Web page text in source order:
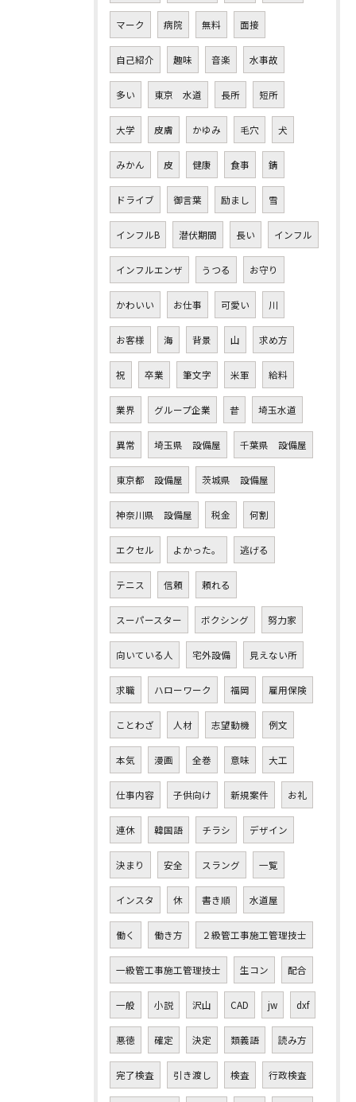
マーク 病院 無料 面接
自己紹介 趣味 音楽 水事故
多い 東京 水道 長所 短所
大学 皮膚 かゆみ 毛穴 犬
みかん 皮 健康 食事 錆
ドライブ 御言葉 励まし 雪
インフルB 潜伏期間 長い インフル
インフルエンザ うつる お守り
かわいい お仕事 可愛い 川
お客様 海 背景 山 求め方
祝 卒業 筆文字 米軍 給料
業界 グループ企業 昔 埼玉水道
異常 埼玉県 設備屋 千葉県 設備屋
東京都 設備屋 茨城県 設備屋
神奈川県 設備屋 税金 何割
エクセル よかった。 逃げる
テニス 信頼 頼れる
スーパースター ボクシング 努力家
向いている人 宅外設備 見えない所
求職 ハローワーク 福岡 雇用保険
ことわざ 人材 志望動機 例文
本気 漫画 全巻 意味 大工
仕事内容 子供向け 新規案件 お礼
連休 韓国語 チラシ デザイン
決まり 安全 スラング 一覧
インスタ 休 書き順 水道屋
働く 働き方 ２級管工事施工管理技士
一級管工事施工管理技士 生コン 配合
一般 小説 沢山 CAD jw dxf
悪徳 確定 決定 類義語 読み方
完了検査 引き渡し 検査 行政検査